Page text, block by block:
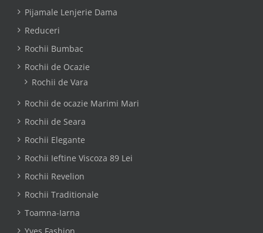
Pijamale Lenjerie Dama
Reduceri
Rochii Bumbac
Rochii de Ocazie
Rochii de Vara
Rochii de ocazie Marimi Mari
Rochii de Seara
Rochii Elegante
Rochii Ieftine Viscoza 89 Lei
Rochii Revelion
Rochii Traditionale
Toamna-Iarna
Yves Fashion